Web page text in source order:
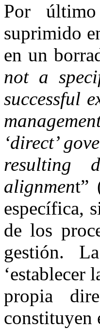
Por último
suprimido
en un
not a
successful
‘direct’
resulting
alignment”
específica,
de los
gestión.
‘establecer
propia